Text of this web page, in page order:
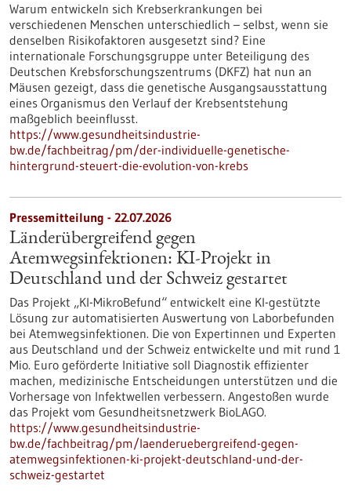
Warum entwickeln sich Krebserkrankungen bei
verschiedenen Menschen unterschiedlich – selbst, wenn sie
denselben Risikofaktoren ausgesetzt sind? Eine
internationale Forschungsgruppe unter Beteiligung des
Deutschen Krebsforschungszentrums (DKFZ) hat nun an
Mäusen gezeigt, dass die genetische Ausgangsausstattung
eines Organismus den Verlauf der Krebsentstehung
maßgeblich beeinflusst.
https://www.gesundheitsindustrie-
bw.de/fachbeitrag/pm/der-individuelle-genetische-
hintergrund-steuert-die-evolution-von-krebs
Pressemitteilung - 22.07.2026
Länderübergreifend gegen
Atemwegsinfektionen: KI-Projekt in
Deutschland und der Schweiz gestartet
Das Projekt „KI-MikroBefund“ entwickelt eine KI-gestützte
Lösung zur automatisierten Auswertung von Laborbefunden
bei Atemwegsinfektionen. Die von Expertinnen und Experten
aus Deutschland und der Schweiz entwickelte und mit rund 1
Mio. Euro geförderte Initiative soll Diagnostik effizienter
machen, medizinische Entscheidungen unterstützen und die
Vorhersage von Infektwellen verbessern. Angestoßen wurde
das Projekt vom Gesundheitsnetzwerk BioLAGO.
https://www.gesundheitsindustrie-
bw.de/fachbeitrag/pm/laenderuebergreifend-gegen-
atemwegsinfektionen-ki-projekt-deutschland-und-der-
schweiz-gestartet